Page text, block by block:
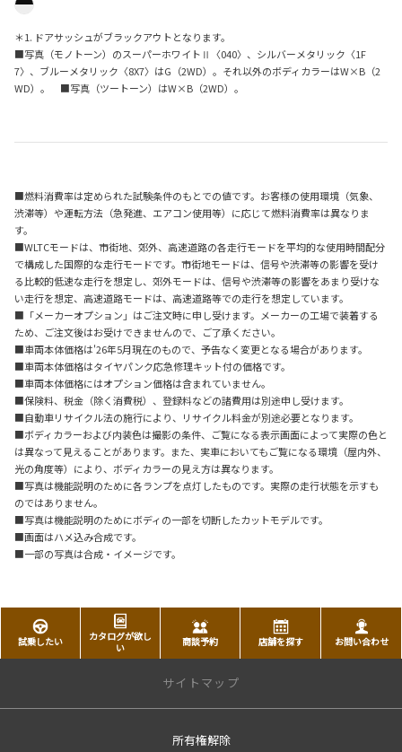
＊1. ドアサッシュがブラックアウトとなります。
■写真（モノトーン）のスーパーホワイトⅡ〈040〉、シルバーメタリック〈1F
7〉、ブルーメタリック〈8X7〉はG（2WD）。それ以外のボディカラーはW×B（2
WD）。 ■写真（ツートーン）はW×B（2WD）。
■燃料消費率は定められた試験条件のもとでの値です。お客様の使用環境（気象、
渋滞等）や運転方法（急発進、エアコン使用等）に応じて燃料消費率は異なりま
す。
■WLTCモードは、市街地、郊外、高速道路の各走行モードを平均的な使用時間配分
で構成した国際的な走行モードです。市街地モードは、信号や渋滞等の影響を受け
る比較的低速な走行を想定し、郊外モードは、信号や渋滞等の影響をあまり受けな
い走行を想定、高速道路モードは、高速道路等での走行を想定しています。
■「メーカーオプション」はご注文時に申し受けます。メーカーの工場で装着する
ため、ご注文後はお受けできませんので、ご了承ください。
■車両本体価格は'26年5月現在のもので、予告なく変更となる場合があります。
■車両本体価格はタイヤパンク応急修理キット付の価格です。
■車両本体価格にはオプション価格は含まれていません。
■保険料、税金（除く消費税）、登録料などの諸費用は別途申し受けます。
■自動車リサイクル法の施行により、リサイクル料金が別途必要となります。
■ボディカラーおよび内装色は撮影の条件、ご覧になる表示画面によって実際の色と
は異なって見えることがあります。また、実車においてもご覧になる環境（屋内外、
光の角度等）により、ボディカラーの見え方は異なります。
■写真は機能説明のために各ランプを点灯したものです。実際の走行状態を示すも
のではありません。
■写真は機能説明のためにボディの一部を切断したカットモデルです。
■画面はハメ込み合成です。
■一部の写真は合成・イメージです。
試乗したい
カタログが欲し
い
商談予約 店舗を探す お問い合わせ
サイトマップ
所有権解除